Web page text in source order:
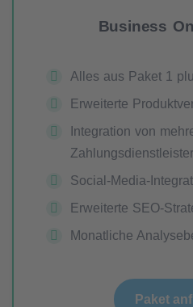
Business
Alles aus Paket 1
Erweiterte
Integration von
Social-Media-
Erweiterte SEO-
Monatliche
Paket